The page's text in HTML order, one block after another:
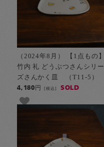
（2024年8月） 【1点もの】
竹内 礼 どうぶつさんシリー
ズさんかく皿 （T11-5）
4,180円[税込] SOLD